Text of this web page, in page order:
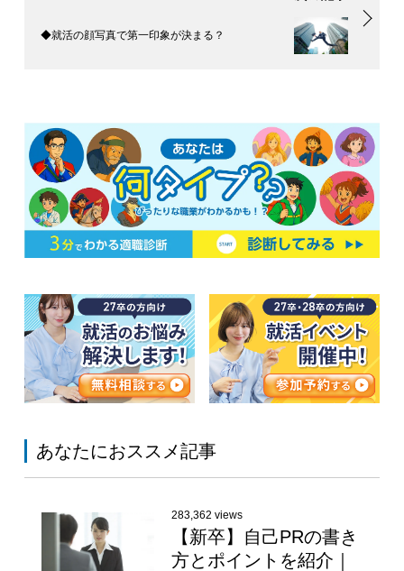
◆就活の顔写真で第一印象が決まる？
あなたにおススメ記事
283,362 views
【新卒】自己PRの書き
方とポイントを紹介｜